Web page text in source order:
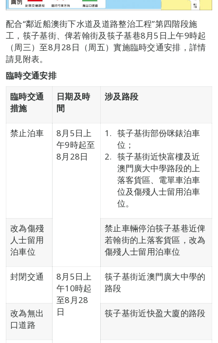
配合“鄰近船澳街下水道及道路整治工程”第四階段施
工，筷子基街、俾若翰街及筷子基巷8月5日上午9時起
（周三）至8月28日（周五）實施臨時交通安排，詳情
請見附表。
臨時交通安排
臨時交通
措施
日期及時
間
涉及路段
禁止泊車
8月5日上
午9時起至
8月28日
筷子基街部份咪錶泊車
位；
筷子基街近快富樓及近
澳門廣大中學路段的上
落客貨區、電單車泊車
位及傷殘人士留用泊車
位。
改為傷殘
人士留用
泊車位
禁止車輛停泊筷子基巷近俾
若翰街的上落客貨區，改為
傷殘人士留用泊車位
封閉交通
8月5日上
午10時起
至8月28
日
筷子基街近澳門廣大中學的
路段
改為無出
口道路
筷子基街近快盈大廈的路段